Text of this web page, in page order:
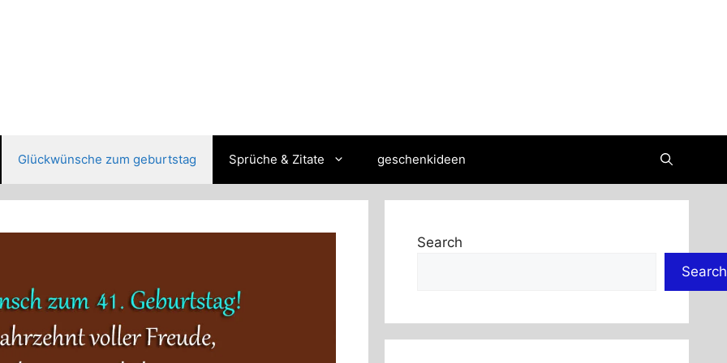
Glückwünsche zum geburtstag Sprüche & Zitate geschenkideen
Search
Search